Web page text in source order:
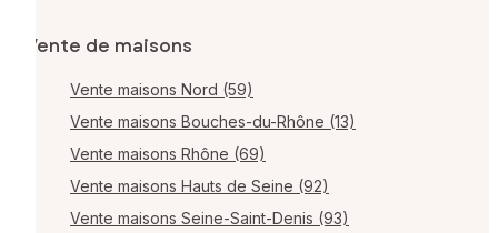
Vente de maisons
Vente maisons Nord (59)
Vente maisons Bouches-du-Rhône (13)
Vente maisons Rhône (69)
Vente maisons Hauts de Seine (92)
Vente maisons Seine-Saint-Denis (93)